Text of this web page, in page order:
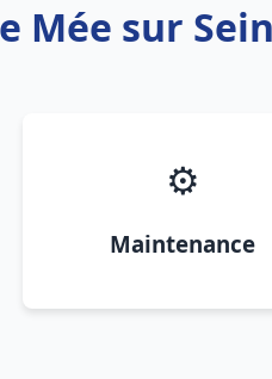
Mée sur
⚙️
Maintenance